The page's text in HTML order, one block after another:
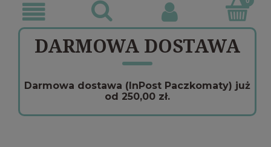
DARMOWA DOSTAWA
Darmowa dostawa (InPost Paczkomaty) już
od 250,00 zł.